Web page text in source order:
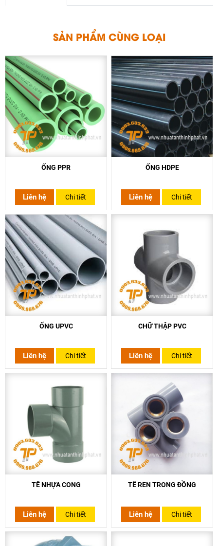
SẢ HẨM CÙNG LOẠI
ỐNG PPR
Liên hệ Chi tiết
ỐNG HDPE
Liên hệ Chi tiết
ỐNG UPVC
Liên hệ Chi tiết
CHỮ THẬP PVC
Liên hệ Chi tiết
TÊ NHỰA CONG
Liên hệ Chi tiết
TÊ REN TRONG ĐỒNG
Liên hệ Chi tiết